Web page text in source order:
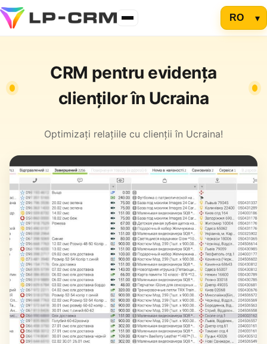
CRM pentru evidența
clienților în Ucraina
Optimizați relațiile cu clienții în Ucraina!